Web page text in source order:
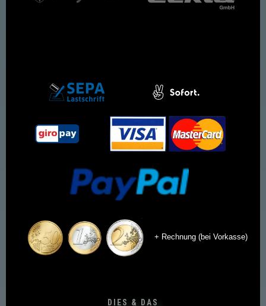
+ Rechnung (bei Vorkasse)
DIES & DAS